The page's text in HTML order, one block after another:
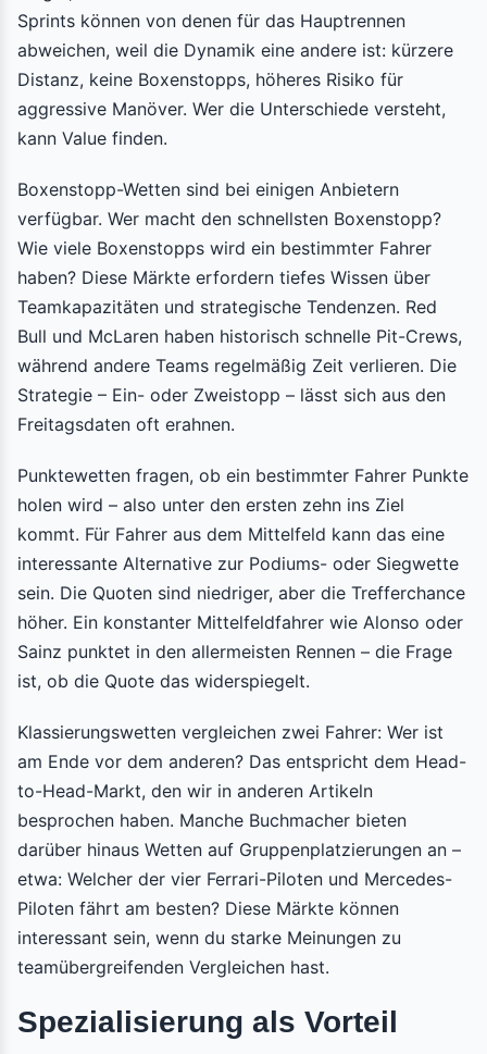
Sprints können von denen für das Hauptrennen
abweichen, weil die Dynamik eine andere ist: kürzere
Distanz, keine Boxenstopps, höheres Risiko für
aggressive Manöver. Wer die Unterschiede versteht,
kann Value finden.
Boxenstopp-Wetten sind bei einigen Anbietern
verfügbar. Wer macht den schnellsten Boxenstopp?
Wie viele Boxenstopps wird ein bestimmter Fahrer
haben? Diese Märkte erfordern tiefes Wissen über
Teamkapazitäten und strategische Tendenzen. Red
Bull und McLaren haben historisch schnelle Pit-Crews,
während andere Teams regelmäßig Zeit verlieren. Die
Strategie – Ein- oder Zweistopp – lässt sich aus den
Freitagsdaten oft erahnen.
Punktewetten fragen, ob ein bestimmter Fahrer Punkte
holen wird – also unter den ersten zehn ins Ziel
kommt. Für Fahrer aus dem Mittelfeld kann das eine
interessante Alternative zur Podiums- oder Siegwette
sein. Die Quoten sind niedriger, aber die Trefferchance
höher. Ein konstanter Mittelfeldfahrer wie Alonso oder
Sainz punktet in den allermeisten Rennen – die Frage
ist, ob die Quote das widerspiegelt.
Klassierungswetten vergleichen zwei Fahrer: Wer ist
am Ende vor dem anderen? Das entspricht dem Head-
to-Head-Markt, den wir in anderen Artikeln
besprochen haben. Manche Buchmacher bieten
darüber hinaus Wetten auf Gruppenplatzierungen an –
etwa: Welcher der vier Ferrari-Piloten und Mercedes-
Piloten fährt am besten? Diese Märkte können
interessant sein, wenn du starke Meinungen zu
teamübergreifenden Vergleichen hast.
Spezialisierung als Vorteil